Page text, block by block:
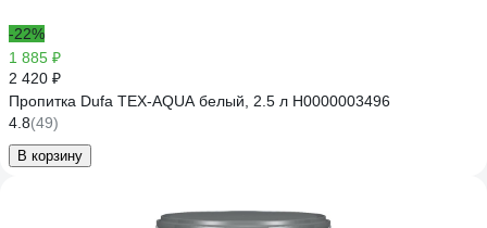
-22%
1 885 ₽
2 420 ₽
Пропитка Dufa TEX-AQUA белый, 2.5 л Н0000003496
4.8(49)
В корзину